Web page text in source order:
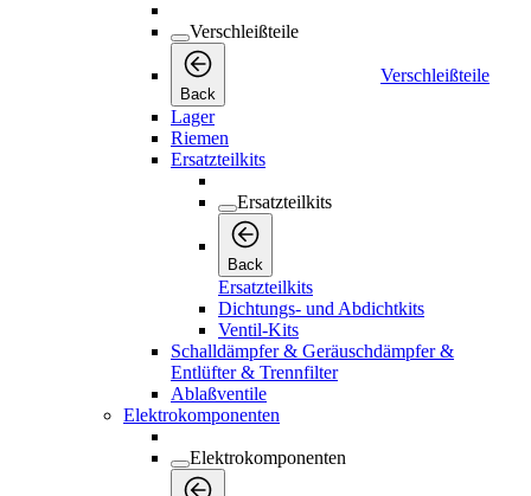
Verschleißteile
Back
Verschleißteile
Lager
Riemen
Ersatzteilkits
Ersatzteilkits
Back
Ersatzteilkits
Dichtungs- und Abdichtkits
Ventil-Kits
Schalldämpfer & Geräuschdämpfer &
Entlüfter & Trennfilter
Ablaßventile
Elektrokomponenten
Elektrokomponenten